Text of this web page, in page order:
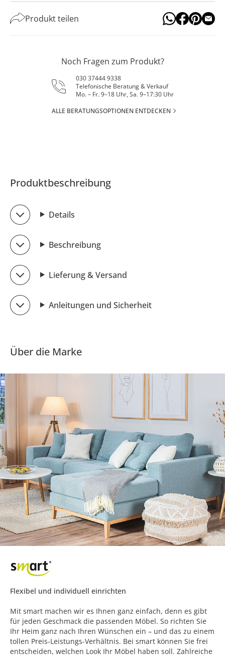
Produkt teilen
Noch Fragen zum Produkt?
030 37444 9338
Telefonische Beratung & Verkauf
Mo. – Fr. 9–18 Uhr, Sa. 9–17:30 Uhr
ALLE BERATUNGSOPTIONEN ENTDECKEN
Produktbeschreibung
Details
Beschreibung
Lieferung & Versand
Anleitungen und Sicherheit
Über die Marke
Flexibel und individuell einrichten
Mit smart machen wir es Ihnen ganz einfach, denn es gibt
für jeden Geschmack die passenden Möbel. So richten Sie
Ihr Heim ganz nach Ihren Wünschen ein – und das zu einem
tollen Preis-Leistungs-Verhältnis. Bei smart können Sie frei
entscheiden, welchen Look Ihr Möbel haben soll. Zahlreiche